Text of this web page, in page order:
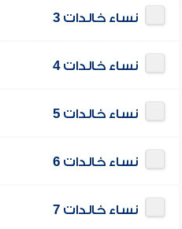
نساء خالدات 3
نساء خالدات 4
نساء خالدات 5
نساء خالدات 6
نساء خالدات 7